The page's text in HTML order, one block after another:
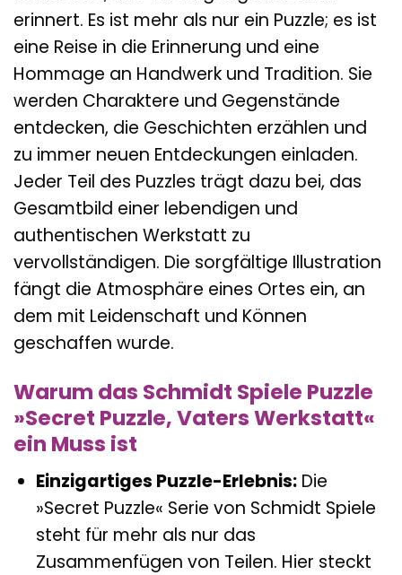
erinnert. Es ist mehr als nur ein Puzzle; es ist
eine Reise in die Erinnerung und eine
Hommage an Handwerk und Tradition. Sie
werden Charaktere und Gegenstände
entdecken, die Geschichten erzählen und
zu immer neuen Entdeckungen einladen.
Jeder Teil des Puzzles trägt dazu bei, das
Gesamtbild einer lebendigen und
authentischen Werkstatt zu
vervollständigen. Die sorgfältige Illustration
fängt die Atmosphäre eines Ortes ein, an
dem mit Leidenschaft und Können
geschaffen wurde.
Warum das Schmidt Spiele Puzzle
»Secret Puzzle, Vaters Werkstatt«
ein Muss ist
Einzigartiges Puzzle-Erlebnis:Die
»Secret Puzzle« Serie von Schmidt Spiele
steht für mehr als nur das
Zusammenfügen von Teilen. Hier steckt